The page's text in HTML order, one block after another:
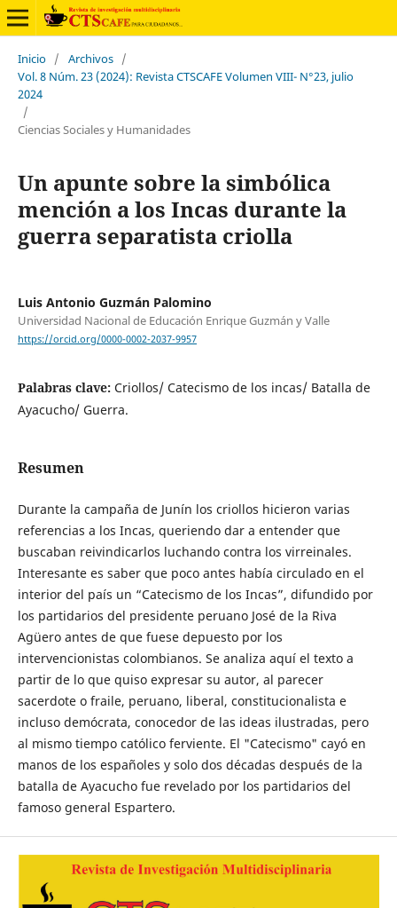
Inicio / Archivos /
Vol. 8 Núm. 23 (2024): Revista CTSCAFE Volumen VIII- N°23, julio
2024
/
Ciencias Sociales y Humanidades
Un apunte sobre la simbólica
mención a los Incas durante la
guerra separatista criolla
Luis Antonio Guzmán Palomino
Universidad Nacional de Educación Enrique Guzmán y Valle
https://orcid.org/0000-0002-2037-9957
Palabras clave: Criollos/ Catecismo de los incas/ Batalla de
Ayacucho/ Guerra.
Resumen
Durante la campaña de Junín los criollos hicieron varias
referencias a los Incas, queriendo dar a entender que
buscaban reivindicarlos luchando contra los virreinales.
Interesante es saber que poco antes había circulado en el
interior del país un “Catecismo de los Incas”, difundido por
los partidarios del presidente peruano José de la Riva
Agüero antes de que fuese depuesto por los
intervencionistas colombianos. Se analiza aquí el texto a
partir de lo que quiso expresar su autor, al parecer
sacerdote o fraile, peruano, liberal, constitucionalista e
incluso demócrata, conocedor de las ideas ilustradas, pero
al mismo tiempo católico ferviente. El "Catecismo" cayó en
manos de los españoles y solo dos décadas después de la
batalla de Ayacucho fue revelado por los partidarios del
famoso general Espartero.